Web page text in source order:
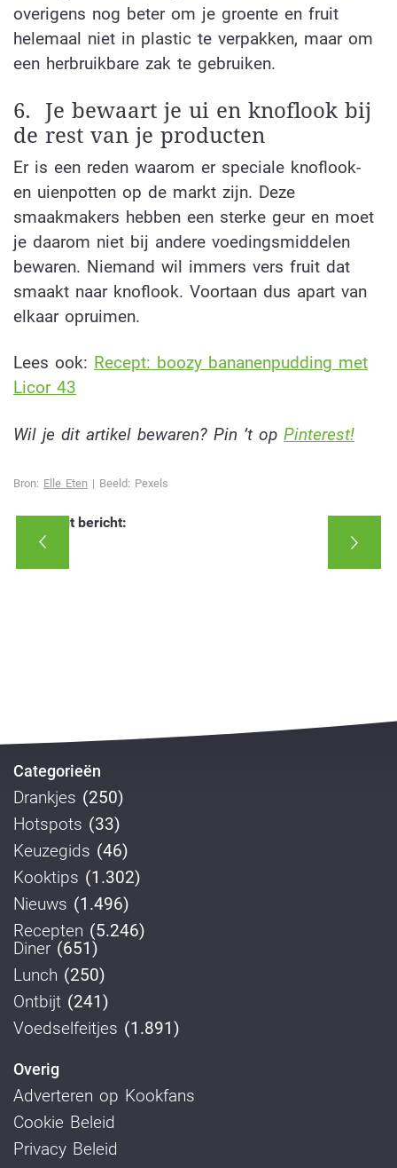
overigens nog beter om je groente en fruit
helemaal niet in plastic te verpakken, maar om
een herbruikbare zak te gebruiken.
6.
Je bewaart je ui en knoflook bij
de rest van je producten
Er is een reden waarom er speciale knoflook-
en uienpotten op de markt zijn. Deze
smaakmakers hebben een sterke geur en moet
je daarom niet bij andere voedingsmiddelen
bewaren. Niemand wil immers vers fruit dat
smaakt naar knoflook. Voortaan dus apart van
elkaar opruimen.
Lees ook: Recept: boozy bananenpudding met
Licor 43
Wil je dit artikel bewaren? Pin ’t op Pinterest!
Bron: Elle Eten | Beeld: Pexels
Deel dit bericht:
Categorieën
Drankjes (250)
Hotspots (33)
Keuzegids (46)
Kooktips (1.302)
Nieuws (1.496)
Recepten (5.246)
Diner (651)
Lunch (250)
Ontbijt (241)
Voedselfeitjes (1.891)
Overig
Adverteren op Kookfans
Cookie Beleid
Privacy Beleid